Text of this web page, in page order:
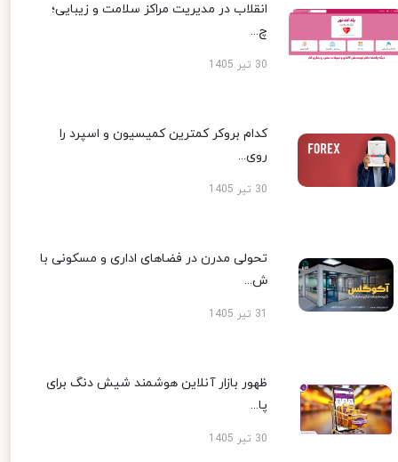
انقلاب در مدیریت مراکز سلامت و زیبایی؛
چ...
30 تیر 1405
کدام بروکر کمترین کمیسیون و اسپرد را
روی...
30 تیر 1405
تحولی مدرن در فضاهای اداری و مسکونی با
ش...
ظهور بازار آنلاین هوشمند شیش دنگ برای
پا...
30 تیر 1405